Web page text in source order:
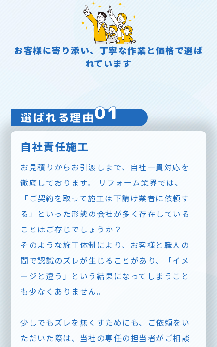
お客様に寄り添い、丁寧な作業と価格で選ば
れています
選ばれる理由01
自社責任施工
お見積りからお引渡しまで、自社一貫対応を
徹底しております。 リフォーム業界では、
「ご契約を取って施工は下請け業者に依頼す
る」といった形態の会社が多く存在している
ことはご存じでしょうか？
そのような施工体制により、お客様と職人の
間で認識のズレが生じることがあり、「イメ
ージと違う」という結果になってしまうこと
も少なくありません。
少しでもズレを無くすためにも、ご依頼をい
ただいた際は、当社の専任の担当者がご相談